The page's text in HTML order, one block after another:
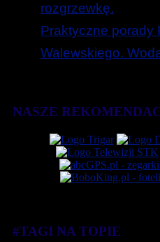
rozgrzewkę.
Praktyczne porady
Walewskiego.
NASZE
#TAGI NA TOPIE